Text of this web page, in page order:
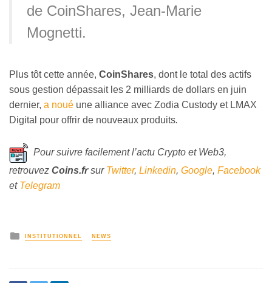
de CoinShares, Jean-Marie
Mognetti.
Plus tôt cette année, CoinShares, dont le total des actifs
sous gestion dépassait les 2 milliards de dollars en juin
dernier, a noué une alliance avec Zodia Custody et LMAX
Digital pour offrir de nouveaux produits.
Pour suivre facilement l’actu Crypto et Web3,
retrouvez Coins.frsur Twitter, Linkedin, Google, Facebook
et Telegram
INSTITUTIONNEL NEWS